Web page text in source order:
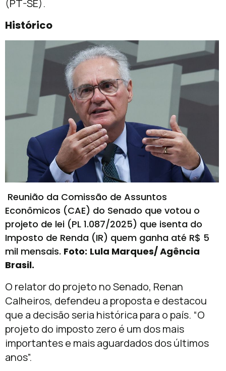
(PT-SE).
Histórico
Reunião da Comissão de Assuntos
Econômicos (CAE) do Senado que votou o
projeto de lei (PL 1.087/2025) que isenta do
Imposto de Renda (IR) quem ganha até R$ 5
mil mensais. Foto: Lula Marques/ Agência
Brasil.
O relator do projeto no Senado, Renan
Calheiros, defendeu a proposta e destacou
que a decisão seria histórica para o país. “O
projeto do imposto zero é um dos mais
importantes e mais aguardados dos últimos
anos”.